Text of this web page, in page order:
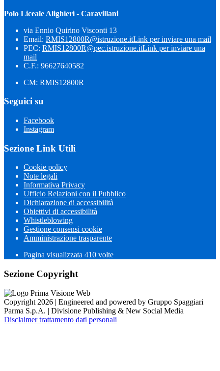
Polo Liceale Alighieri - Caravillani
via Ennio Quirino Visconti 13
Email: RMIS12800R@istruzione.itLink per inviare una mail
PEC: RMIS12800R@pec.istruzione.itLink per inviare una
mail
C.F.: 96627640582
CM: RMIS12800R
Seguici su
Facebook
Instagram
Sezione Link Utili
Cookie policy
Note legali
Informativa Privacy
Ufficio Relazioni con il Pubblico
Dichiarazione di accessibilità
Obiettivi di accessibilità
Whistleblowing
Gestione consensi cookie
Amministrazione trasparente
Pagina visualizzata 410 volte
Sezione Copyright
Copyright 2026 | Engineered and powered by Gruppo Spaggiari
Parma S.p.A. | Divisione Publishing & New Social Media
Disclaimer trattamento dati personali